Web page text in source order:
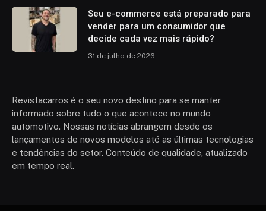
Seu e-commerce está preparado para
vender para um consumidor que
decide cada vez mais rápido?
31 de julho de 2026
Revistacarros é o seu novo destino para se manter
informado sobre tudo o que acontece no mundo
automotivo. Nossas notícias abrangem desde os
lançamentos de novos modelos até as últimas tecnologias
e tendências do setor. Conteúdo de qualidade, atualizado
em tempo real.